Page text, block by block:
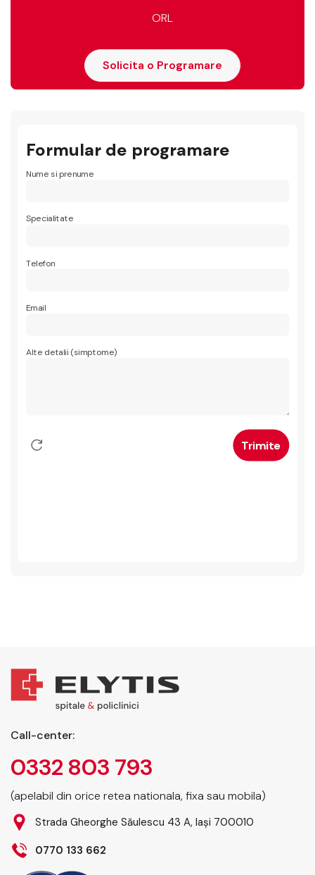
ORL
Solicita o Programare
Formular de programare
Nume si prenume
Specialitate
Telefon
Email
Alte detalii (simptome)
Call-center:
0332 803 793
(apelabil din orice retea nationala, fixa sau mobila)
Strada Gheorghe Săulescu 43 A, Iași 700010
0770 133 662